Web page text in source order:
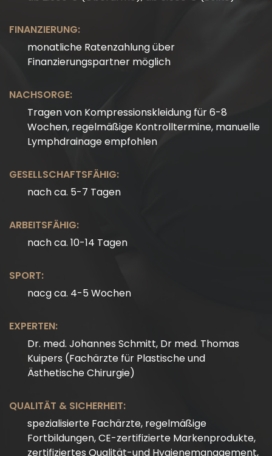
FINANZIERUNG:
monatliche Ratenzahlung über
Finanzierungspartner möglich
NACHSORGE:
Tragen von Kompressionskleidung für 6-8
Wochen, regelmäßige Kontrolltermine, manuelle
Lymphdrainage empfohlen
GESELLSCHAFTSFÄHIG:
nach ca. 5-7 Tagen
ARBEITSFÄHIG:
nach ca. 10-14 Tagen
SPORT:
nacg ca. 4-5 Wochen
EXPERTEN:
Dr. med. Johannes Schmitt, Dr med. Thomas
Kuipers (Fachärzte für Plastische und
Ästhetische Chirurgie)
QUALITÄT & SICHERHEIT:
spezialisierte Fachärzte, regelmäßige
Fortbildungen, CE-zertifizierte Markenprodukte,
zertifiziertes Qualität-und Hygienemanagement,